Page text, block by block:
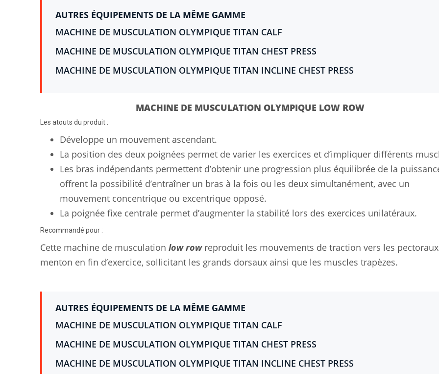
AUTRES ÉQUIPEMENTS DE LA MÊME GAMME
MACHINE DE MUSCULATION OLYMPIQUE TITAN CALF
MACHINE DE MUSCULATION OLYMPIQUE TITAN CHEST PRESS
MACHINE DE MUSCULATION OLYMPIQUE TITAN INCLINE CHEST PRESS
MACHINE DE MUSCULATION OLYMPIQUE LOW ROW
Les atouts du produit :
Développe un mouvement ascendant.
La position des deux poignées permet de varier les exercices et d’impliquer différents
Les bras indépendants permettent d’obtenir une progression plus équilibrée de la
offrent la possibilité d’entraîner un bras à la fois ou les deux simultanément, avec un
mouvement concentrique ou excentrique opposé.
La poignée fixe centrale permet d’augmenter la stabilité lors des exercices unilatéraux.
Recommandé pour :
Cette machine de musculation low rowreproduit les mouvements de traction vers les
menton en fin d’exercice, sollicitant les grands dorsaux ainsi que les muscles trapèzes.
AUTRES ÉQUIPEMENTS DE LA MÊME GAMME
MACHINE DE MUSCULATION OLYMPIQUE TITAN CALF
MACHINE DE MUSCULATION OLYMPIQUE TITAN CHEST PRESS
MACHINE DE MUSCULATION OLYMPIQUE TITAN INCLINE CHEST PRESS